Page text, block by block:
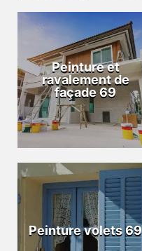
Peinture et
ravalement de
façade 69
Peinture volets 69